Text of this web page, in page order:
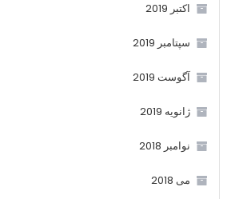
اکتبر 2019
سپتامبر 2019
آگوست 2019
ژانویه 2019
نوامبر 2018
می 2018